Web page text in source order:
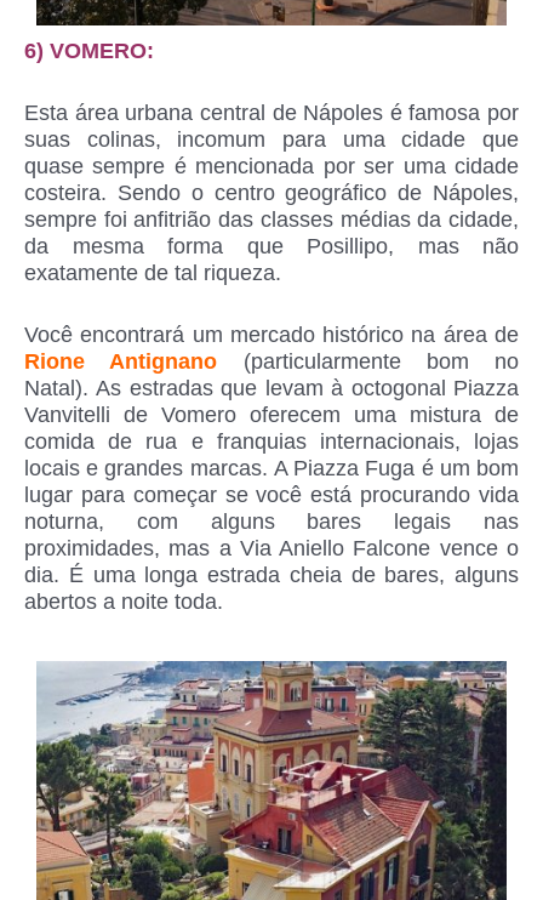
6) VOMERO:
Esta área urbana central de Nápoles é famosa por
suas colinas, incomum para uma cidade que
quase sempre é mencionada por ser uma cidade
costeira. Sendo o centro geográfico de Nápoles,
sempre foi anfitrião das classes médias da cidade,
da mesma forma que Posillipo, mas não
exatamente de tal riqueza.
Você encontrará um mercado histórico na área de
Rione Antignano (particularmente bom no
Natal). As estradas que levam à octogonal Piazza
Vanvitelli de Vomero oferecem uma mistura de
comida de rua e franquias internacionais, lojas
locais e grandes marcas. A Piazza Fuga é um bom
lugar para começar se você está procurando vida
noturna, com alguns bares legais nas
proximidades, mas a Via Aniello Falcone vence o
dia. É uma longa estrada cheia de bares, alguns
abertos a noite toda.